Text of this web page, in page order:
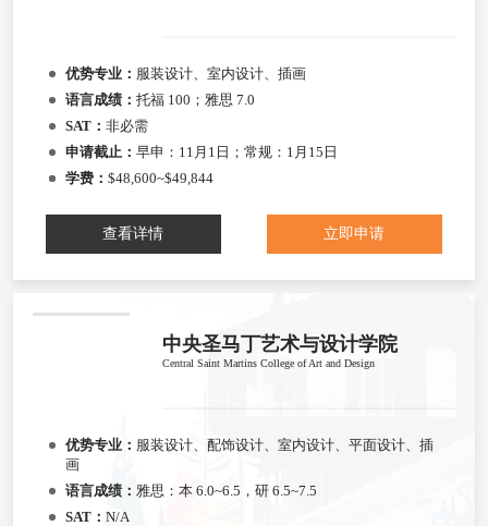
优势专业： 服装设计、室内设计、插画
语言成绩： 托福 100；雅思 7.0
SAT： 非必需
申请截止： 早申：11月1日；常规：1月15日
学费： $48,600~$49,844
查看详情 立即申请
中央圣马丁艺术与设计学院
Central Saint Martins College of Art and Design
优势专业： 服装设计、配饰设计、室内设计、平面设计、插
画
语言成绩： 雅思：本 6.0~6.5，研 6.5~7.5
SAT： N/A